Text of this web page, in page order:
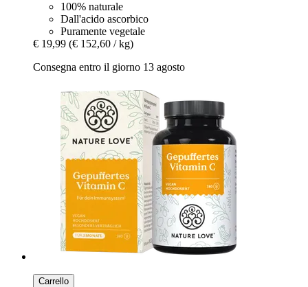
100% naturale
Dall'acido ascorbico
Puramente vegetale
€ 19,99 (€ 152,60 / kg)
Consegna entro il giorno 13 agosto
Carrello